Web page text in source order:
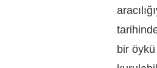
bir